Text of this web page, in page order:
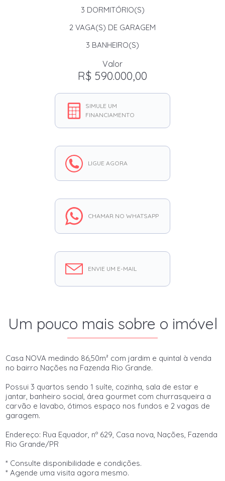
3 DORMITÓRIO(S)
2 VAGA(S) DE GARAGEM
3 BANHEIRO(S)
Valor
R$ 590.000,00
SIMULE UM
FINANCIAMENTO
LIGUE AGORA
CHAMAR NO WHATSAPP
ENVIE UM E-MAIL
Um pouco mais sobre o imóvel
Casa NOVA medindo 86,50m² com jardim e quintal à venda
no bairro Nações na Fazenda Rio Grande.
Possui 3 quartos sendo 1 suíte, cozinha, sala de estar e
jantar, banheiro social, área gourmet com churrasqueira a
carvão e lavabo, ótimos espaço nos fundos e 2 vagas de
garagem.
Endereço: Rua Equador, nº 629, Casa nova, Nações, Fazenda
Rio Grande/PR
* Consulte disponibilidade e condições.
* Agende uma visita agora mesmo.